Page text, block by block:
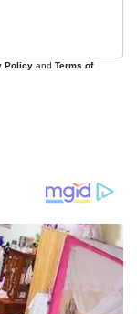
Policy and Terms of